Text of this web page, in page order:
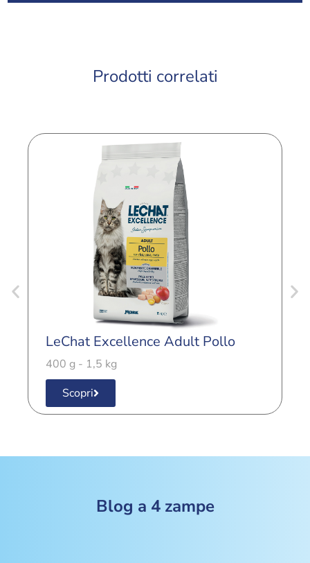
Prodotti correlati
LeChat Excellence Adult Pollo
400 g - 1,5 kg
Scopri
Blog a 4 zampe